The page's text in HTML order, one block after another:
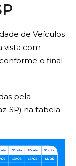
de Veículos
vista com
o final
pela
SP) na tabela